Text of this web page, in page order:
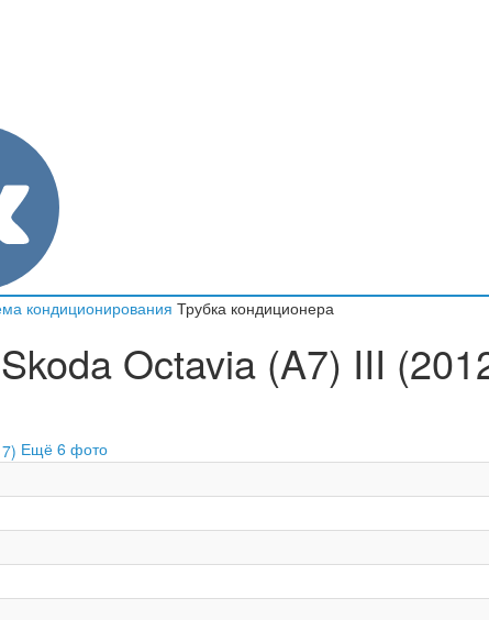
кондиционирования Трубка кондиционера
Octavia (A7) III
Ещё 6 фото